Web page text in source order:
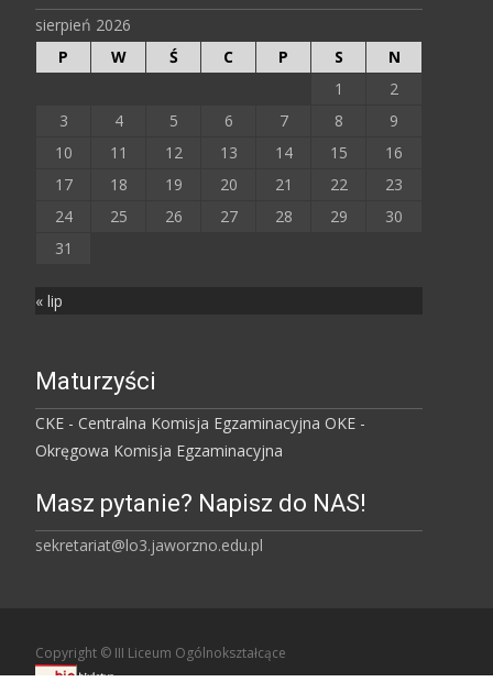
sierpień 2026
P
W Ś C P S
N
1
2
3
4 5 6 7 8
9
10
11 12 13 14 15
16
17
18 19 20 21 22
23
24
25 26 27 28 29
30
31
« lip
Maturzyści
CKE - Centralna Komisja Egzaminacyjna OKE -
Okręgowa Komisja Egzaminacyjna
Masz pytanie? Napisz do NAS!
sekretariat@lo3.jaworzno.edu.pl
Copyright © III Liceum Ogólnokształcące